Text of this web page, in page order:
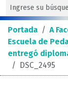
Portada / A
Escuela de
entregó
/ DSC_2495